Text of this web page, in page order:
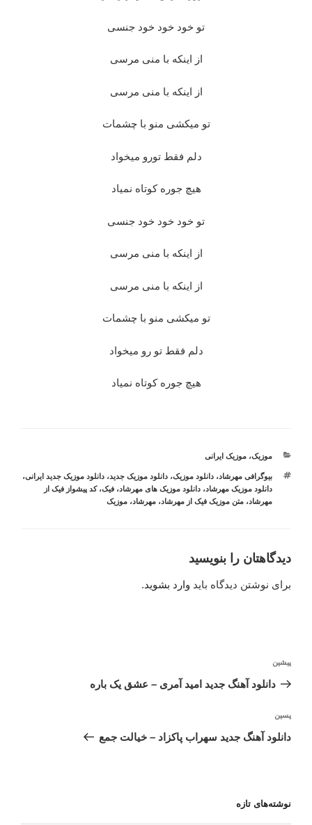
تو خود خود خود جنسی
از اینکه با منی مرسی
از اینکه با منی مرسی
تو میکشی منو با چشمات
دلم فقط تورو میخواد
هیچ جوره کوتاه نمیاد
تو خود خود خود جنسی
از اینکه با منی مرسی
از اینکه با منی مرسی
تو میکشی منو با چشمات
دلم فقط تو رو میخواد
هیچ جوره کوتاه نمیاد
دسته‌ها
موزیک،موزیک ایرانی
برچسب‌ها
بیوگرافی مهرشاد،دانلود موزیک،دانلود موزیک جدید،دانلود موزیک جدید ایرانی،
دانلود موزیک مهرشاد،دانلود موزیک های مهرشاد،فیک،کد پیشواز فیک از
مهرشاد،متن موزیک فیک از مهرشاد،مهرشاد،موزیک
دیدگاهتان را بنویسید
برای نوشتن دیدگاه باید وارد بشوید.
نوشته
قبلی
پیشین
دانلود آهنگ جدید امید آمری – عشق یک باره
نوشته‌ٔ
بعدی
پسین
دانلود آهنگ جدید سهراب پاکزاد – خیالت جمع
نوشته‌های تازه